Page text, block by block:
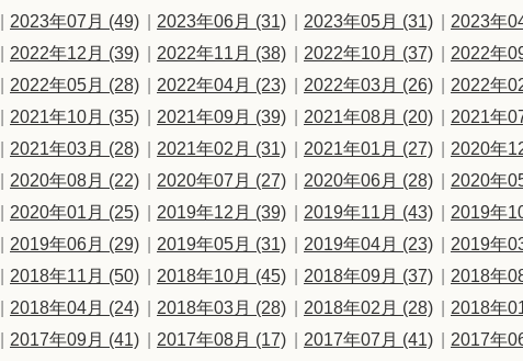
2023年07月 (49) 2023年06月 (31) 2023年05月 (31)
2023年
2022年12月 (39) 2022年11月 (38) 2022年10月 (37)
2022年
2022年05月 (28) 2022年04月 (23) 2022年03月 (26)
2022年
2021年10月 (35) 2021年09月 (39) 2021年08月 (20)
2021年
2021年03月 (28) 2021年02月 (31) 2021年01月 (27)
2020年
2020年08月 (22) 2020年07月 (27) 2020年06月 (28)
2020年
2020年01月 (25) 2019年12月 (39) 2019年11月 (43)
2019年
2019年06月 (29) 2019年05月 (31) 2019年04月 (23)
2019年
2018年11月 (50) 2018年10月 (45) 2018年09月 (37)
2018年
2018年04月 (24) 2018年03月 (28) 2018年02月 (28)
2018年
2017年09月 (41) 2017年08月 (17) 2017年07月 (41)
2017年